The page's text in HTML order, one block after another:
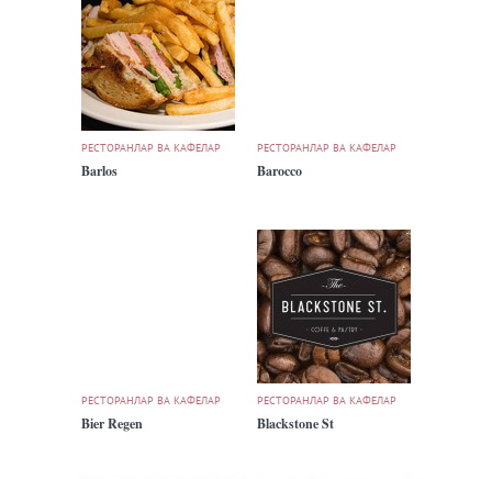
РЕСТОРАНЛАР ВА КАФЕЛАР
Barlos
РЕСТОРАНЛАР ВА КАФЕЛАР
Barocco
РЕСТОРАНЛАР ВА КАФЕЛАР
Bier Regen
РЕСТОРАНЛАР ВА КАФЕЛАР
Blackstone St